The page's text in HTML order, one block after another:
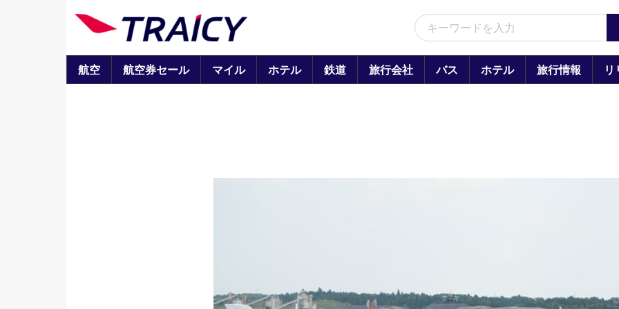
航空 航空券セール マイル ホテル 鉄道 旅行会社 バス ホテル 旅行情報 リ